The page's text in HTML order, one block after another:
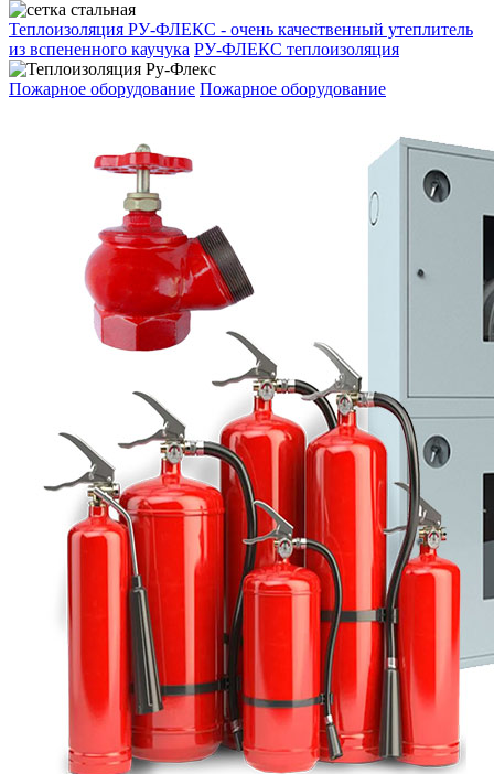
Теплоизоляция РУ-ФЛЕКС - очень качественный утеплитель
из вспененного каучука РУ-ФЛЕКС теплоизоляция
Пожарное оборудование Пожарное оборудование